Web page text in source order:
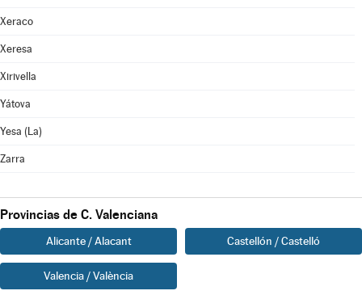
Xeraco
Xeresa
Xirivella
Yátova
Yesa (La)
Zarra
Provincias de C. Valenciana
Alicante / Alacant Castellón / Castelló
Valencia / València